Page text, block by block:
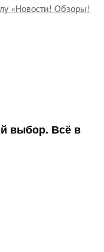
«Новости! Обзоры!
выбор. Всё в